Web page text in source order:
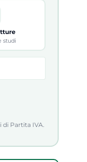
studi
di Partita IVA.